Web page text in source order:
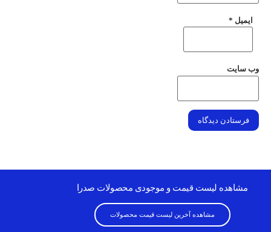
ایمیل *
وب‌ سایت
مشاهده لیست قیمت و موجودی محصولات صدرا
مشاهده آخرین لیست قیمت محصولات